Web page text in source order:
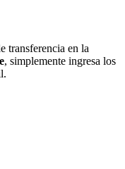
transferencia en la
, simplemente ingresa los